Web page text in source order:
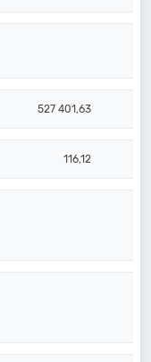
527 401,63
116,12